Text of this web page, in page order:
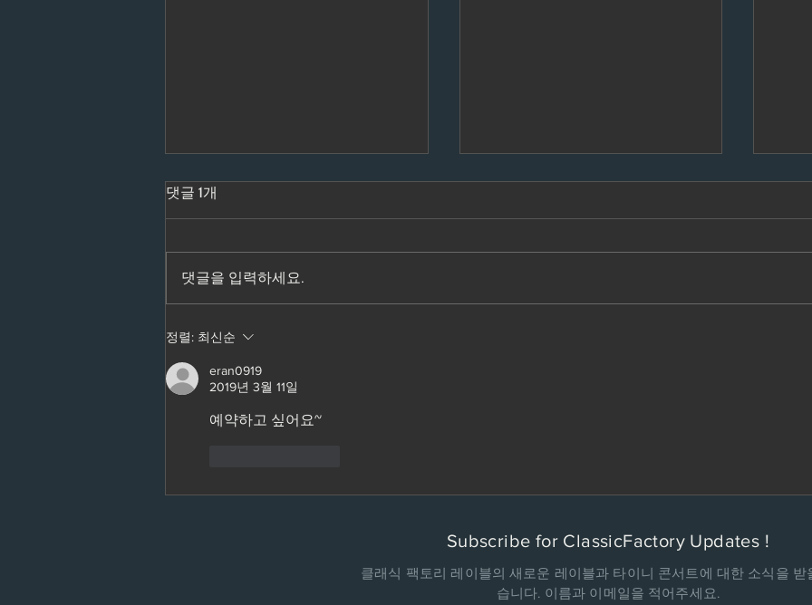
2026 이탈리안 바이올린 전시회
presented by A.L.I association
댓글 1개
댓글을 입력하세요.
정렬: 최신순
eran0919
2019년 3월 11일
예약하고 싶어요~
Subscribe for ClassicFactory Updates !
클래식 팩토리 레이블의 새로운 레이블과 타이니 콘서트에 대한 소식을 받
습니다. 이름과 이메일을 적어주세요.